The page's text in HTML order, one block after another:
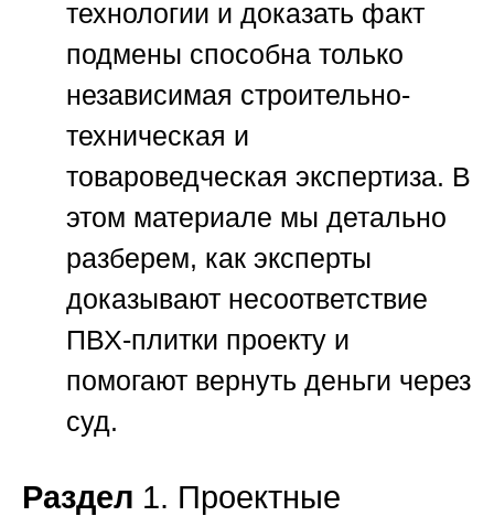
технологии и доказать факт
подмены способна только
независимая строительно-
техническая и
товароведческая экспертиза. В
этом материале мы детально
разберем, как эксперты
доказывают несоответствие
ПВХ-плитки проекту и
помогают вернуть деньги через
суд.
Раздел 1. Проектные